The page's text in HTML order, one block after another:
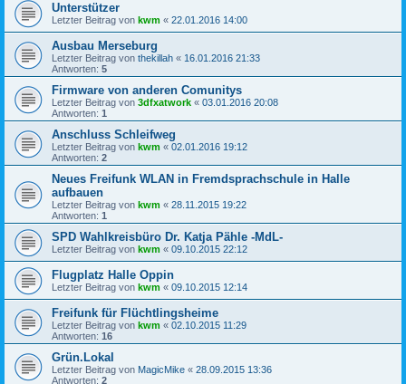
Unterstützer
Letzter Beitrag von kwm « 22.01.2016 14:00
Ausbau Merseburg
Letzter Beitrag von thekillah « 16.01.2016 21:33
Antworten: 5
Firmware von anderen Comunitys
Letzter Beitrag von 3dfxatwork « 03.01.2016 20:08
Antworten: 1
Anschluss Schleifweg
Letzter Beitrag von kwm « 02.01.2016 19:12
Antworten: 2
Neues Freifunk WLAN in Fremdsprachschule in Halle
aufbauen
Letzter Beitrag von kwm « 28.11.2015 19:22
Antworten: 1
SPD Wahlkreisbüro Dr. Katja Pähle -MdL-
Letzter Beitrag von kwm « 09.10.2015 22:12
Flugplatz Halle Oppin
Letzter Beitrag von kwm « 09.10.2015 12:14
Freifunk für Flüchtlingsheime
Letzter Beitrag von kwm « 02.10.2015 11:29
Antworten: 16
Grün.Lokal
Letzter Beitrag von MagicMike « 28.09.2015 13:36
Antworten: 2